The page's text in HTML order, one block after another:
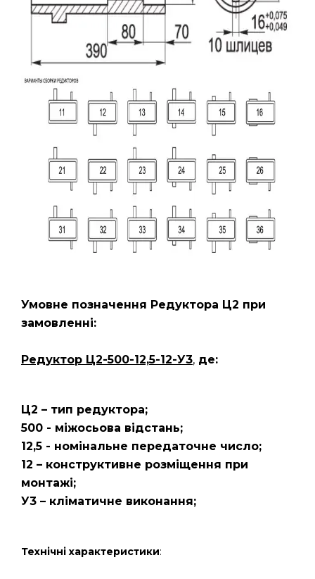
Умовне позначення Редуктора Ц2 при
замовленні:
Редуктор Ц2-500-12,5-12-У3, де:
Ц2 – тип редуктора;
500 - міжосьова відстань;
12,5 - номінальне передаточне число;
12 – конструктивне розміщення при
монтажі;
У3 – кліматичне виконання;
Технічні характеристики: